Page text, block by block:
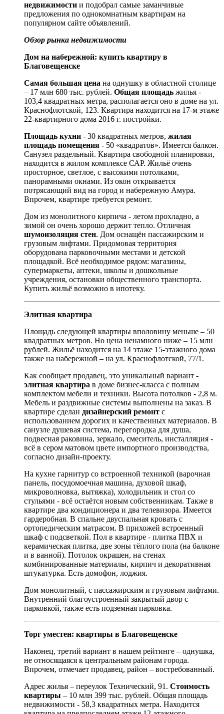
недвижимости и подобрал самые заманчивые
предложения по однокомнатным квартирам на
популярном сайте объявлений.
Обзор рынка недвижимости
Дом на набережной: купить квартиру в
Благовещенске
Самая большая цена на однушку в областной столице
– 17 млн 680 тыс. рублей. Общая площадь жилья -
103,4 квадратных метра, располагается оно в доме на ул.
Краснофлотской, 123. Квартира находится на 17-м этаже
22-квартирного дома 2016 г. постройки.
Площадь кухни - 30 квадратных метров, жилая
площадь помещения - 50 «квадратов». Имеется балкон.
Санузел раздельный. Квартира свободной планировки,
находится в жилом комплексе САР. Жильё очень
просторное, светлое, с высокими потолками,
панорамными окнами. Из окон открывается
потрясающий вид на город и набережную Амура.
Впрочем, квартире требуется ремонт.
Дом из монолитного кирпича - летом прохладно, а
зимой он очень хорошо держит тепло. Отличная
шумоизоляция стен. Дом оснащён пассажирским и
грузовым лифтами. Придомовая территория
оборудована парковочными местами и детской
площадкой. Всё необходимое рядом: магазины,
супермаркеты, аптеки, школы и дошкольные
учреждения, остановки общественного транспорта.
Купить жильё возможно в ипотеку.
Элитная квартира
Площадь следующей квартиры вполовину меньше – 50
квадратных метров. Но цена ненамного ниже – 15 млн
рублей. Жильё находится на 14 этаже 15-этажного дома
также на набережной – на ул. Краснофлотской, 77/1.
Как сообщает продавец, это уникальный вариант -
элитная квартира в доме бизнес-класса с полным
комплектом мебели и техники. Высота потолков - 2,8 м.
Мебель и раздвижные системы выполнены на заказ. В
квартире сделан дизайнерский ремонт с
использованием дорогих и качественных материалов. В
санузле душевая система, перегородка для душа,
подвесная раковина, зеркало, смеситель, инсталляция -
всё в сером матовом цвете импортного производства,
согласно дизайн-проекту.
На кухне гарнитур со встроенной техникой (варочная
панель, посудомоечная машина, духовой шкаф,
микроволновка, вытяжка), холодильник и стол со
стульями - всё остаётся новым собственникам. Также в
квартире два кондиционера и два телевизора. Имеется
гардеробная. В спальне двуспальная кровать с
ортопедическим матрасом. В прихожей встроенный
шкаф с подсветкой. Пол в квартире - плитка ПВХ и
керамическая плитка, две зоны тёплого пола (на балконе
и в ванной). Потолок окрашен, на стенах
комбинированные материалы, кирпич и декоративная
штукатурка. Есть домофон, лоджия.
Дом монолитный, с пассажирским и грузовым лифтами.
Внутренний благоустроенный закрытый двор с
парковкой, также есть подземная парковка.
Торг уместен: квартиры в Благовещенске
Наконец, третий вариант в нашем рейтинге – однушка,
не относящаяся к центральным районам города.
Впрочем, отмечает продавец, район – востребованный.
Адрес жилья – переулок Технический, 91. Стоимость
квартиры – 10 млн 399 тыс. рублей. Общая площадь
недвижимости - 58,3 квадратных метра. Находится